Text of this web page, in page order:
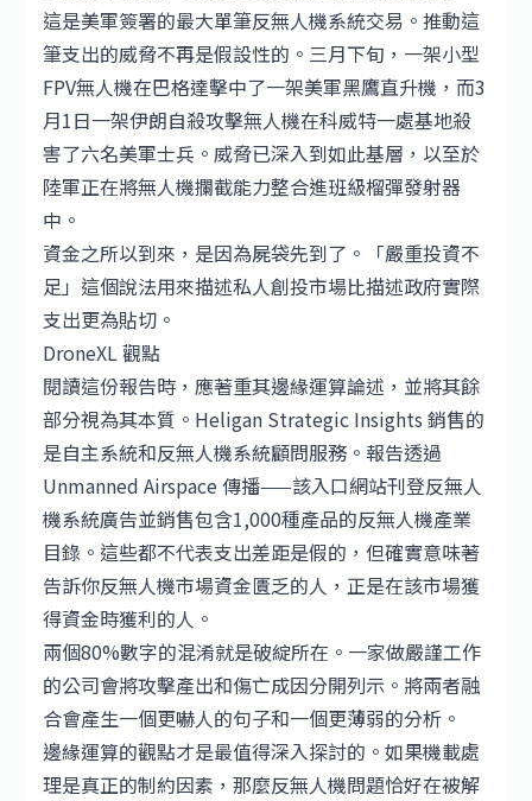
這是美軍簽署的最大單筆反無人機系統交易。推動這
筆支出的威脅不再是假設性的。三月下旬，一架小型
FPV無人機在巴格達擊中了一架美軍黑鷹直升機，而3
月1日一架伊朗自殺攻擊無人機在科威特一處基地殺
害了六名美軍士兵。威脅已深入到如此基層，以至於
陸軍正在將無人機攔截能力整合進班級榴彈發射器
中。
資金之所以到來，是因為屍袋先到了。「嚴重投資不
足」這個說法用來描述私人創投市場比描述政府實際
支出更為貼切。
DroneXL 觀點
閱讀這份報告時，應著重其邊緣運算論述，並將其餘
部分視為其本質。Heligan Strategic Insights 銷售的
是自主系統和反無人機系統顧問服務。報告透過
Unmanned Airspace 傳播——該入口網站刊登反無人
機系統廣告並銷售包含1,000種產品的反無人機產業
目錄。這些都不代表支出差距是假的，但確實意味著
告訴你反無人機市場資金匱乏的人，正是在該市場獲
得資金時獲利的人。
兩個80%數字的混淆就是破綻所在。一家做嚴謹工作
的公司會將攻擊產出和傷亡成因分開列示。將兩者融
合會產生一個更嚇人的句子和一個更薄弱的分析。
邊緣運算的觀點才是最值得深入探討的。如果機載處
理是真正的制約因素，那麼反無人機問題恰好在被解